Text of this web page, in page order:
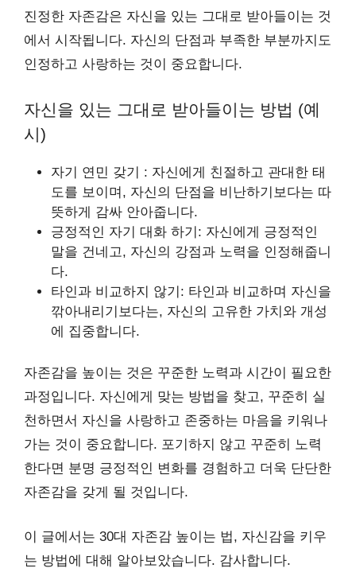
진정한 자존감은 자신을 있는 그대로 받아들이는 것
에서 시작됩니다. 자신의 단점과 부족한 부분까지도
인정하고 사랑하는 것이 중요합니다.
자신을 있는 그대로 받아들이는 방법 (예
시)
자기 연민 갖기 : 자신에게 친절하고 관대한 태
도를 보이며, 자신의 단점을 비난하기보다는 따
뜻하게 감싸 안아줍니다.
긍정적인 자기 대화 하기: 자신에게 긍정적인
말을 건네고, 자신의 강점과 노력을 인정해줍니
다.
타인과 비교하지 않기: 타인과 비교하며 자신을
깎아내리기보다는, 자신의 고유한 가치와 개성
에 집중합니다.
자존감을 높이는 것은 꾸준한 노력과 시간이 필요한
과정입니다. 자신에게 맞는 방법을 찾고, 꾸준히 실
천하면서 자신을 사랑하고 존중하는 마음을 키워나
가는 것이 중요합니다. 포기하지 않고 꾸준히 노력
한다면 분명 긍정적인 변화를 경험하고 더욱 단단한
자존감을 갖게 될 것입니다.
이 글에서는 30대 자존감 높이는 법, 자신감을 키우
는 방법에 대해 알아보았습니다. 감사합니다.